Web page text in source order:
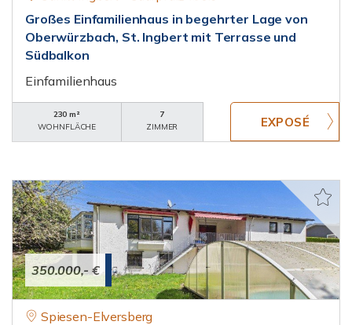
Großes Einfamilienhaus in begehrter Lage von
Oberwürzbach, St. Ingbert mit Terrasse und
Südbalkon
Einfamilienhaus
230 m²
WOHNFLÄCHE
7
ZIMMER
350.000,- €
Spiesen-Elversberg